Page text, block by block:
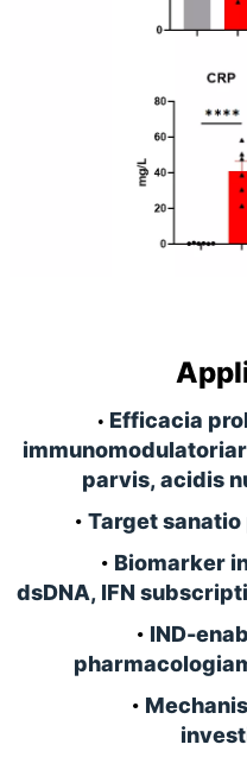
• Efficacia
parvis, acidis
• Target sanatio
• Biomarker
dsDNA, IFN
• IND-
•